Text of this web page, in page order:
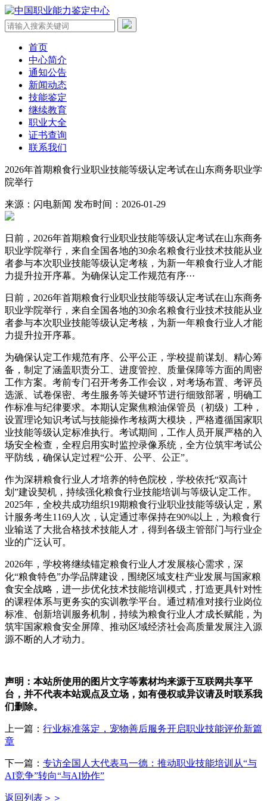
首页
中心简介
通知公告
新闻动态
技能鉴定
继续教育
职业大全
证书查询
联系我们
2026年首期粮食行业职业技能等级认定考试在山东商务职业学
院举行
来源：闪电新闻 发布时间：2026-01-29
日前，2026年首期粮食行业职业技能等级认定考试在山东商务
职业学院举行，来自全国各地的30余名粮食行业技术技能从业
者参与本次职业技能等级认定考核，为新一年粮食行业人才能
力提升拉开序幕。为确保认定工作规范有序···
日前，2026年首期粮食行业职业技能等级认定考试在山东商务
职业学院举行，来自全国各地的30余名粮食行业技术技能从业
者参与本次职业技能等级认定考核，为新一年粮食行业人才能
力提升拉开序幕。
为确保认定工作规范有序、公平公正，学校提前谋划、精心筹
备，制定了涵盖职责分工、进度管控、质量保障等方面的周密
工作方案。考前专门召开考务工作会议，对考场布置、考评员
选派、试卷保密、考生服务等关键环节进行细致部署，明确工
作标准与纪律要求。本期认定聚焦粮油保管员（初级）工种，
设置理论知识考试与技能操作考核两大模块，严格遵循国家职
业技能等级认定标准执行。考试期间，工作人员开展严格的入
场安全检查，全程启用实时监控录像系统，全方位筑牢考试公
平防线，确保认定过程“公开、公平、公正”。
作为深耕粮食行业人才培养的特色院校，学校依托“双高计
划”建设契机，持续强化粮食行业技能培训与等级认定工作。
2025年，全校共成功组织19期粮食行业职业技能等级认定，累
计服务考生1169人次，认定通过率保持在90%以上，为粮食行
业输送了大批合格技术技能人才，得到各级主管部门与行业企
业的广泛认可。
2026年，学校将继续锚定粮食行业人才发展核心需求，深
化“粮食特色”办学品牌建设，围绕区域支柱产业发展与国家粮
食安全战略，进一步优化技术技能培训模式，打造更具针对性
的课程体系与更务实的实训教学平台。通过精准对接行业岗位
标准、创新培训服务机制，持续为粮食行业人才成长赋能，为
筑牢国家粮食安全屏障、推动区域经济社会高质量发展注入源
源不断的人才动力。
声明：本站所使用的图片文字等素材均来源于互联网共享平
台，并不代表本站观点及立场，如有侵权或异议请及时联系我
们删除。
上一篇： 行业标准落定，宠物善后服务开启职业技能评价新篇
章
下一篇： 专访全国人大代表马一德：推动职业技能培训从“与
AI竞争”转向“与AI协作”
返回列表＞＞